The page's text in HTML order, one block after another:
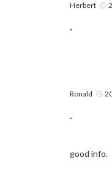
Herbert
.
Ronald
.
good info.